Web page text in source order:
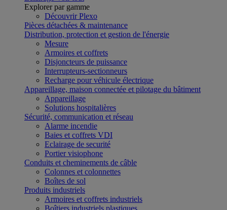
Explorer par gamme
Découvrir Plexo
Pièces détachées & maintenance
Distribution, protection et gestion de l'énergie
Mesure
Armoires et coffrets
Disjoncteurs de puissance
Interrupteurs-sectionneurs
Recharge pour véhicule électrique
Appareillage, maison connectée et pilotage du bâtiment
Appareillage
Solutions hospitalières
Sécurité, communication et réseau
Alarme incendie
Baies et coffrets VDI
Eclairage de securité
Portier visiophone
Conduits et cheminements de câble
Colonnes et colonnettes
Boîtes de sol
Produits industriels
Armoires et coffrets industriels
Boîtiers industriels plastiques